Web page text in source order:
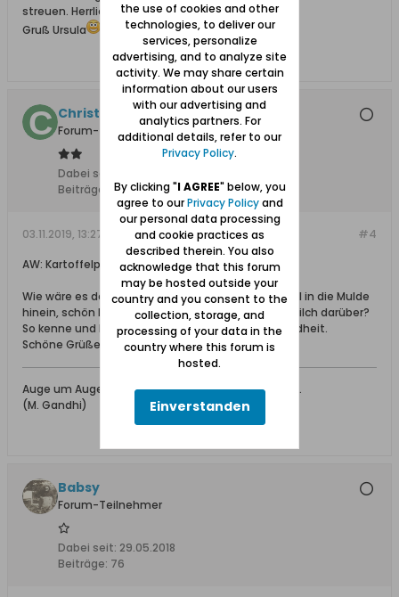
streuen. Herrlich
Gruß Ursula
Christkind
Forum-Teilnehmer
Dabei seit:
Beiträge:
1570
#4
03.11.2019, 13:27
AW: Kartoffelpüree mit Buttermilch.
Wie wäre es denn, erst angebratene Zwiebelwürfel in die Mulde
hinein, schön braun und knusprig, und die Buttermilch darüber?
So kenne und liebe ich das Gericht seit meiner Kindheit.
Schöne Grüße, Christa
Auge um Auge- und die ganze Welt wird blind sein.
(M. Gandhi)
Babsy
Forum-Teilnehmer
Dabei seit: 29.05.2018
Beiträge: 76
the use of cookies and other
technologies, to deliver our
services, personalize
advertising, and to analyze site
activity. We may share certain
information about our users
with our advertising and
analytics partners. For
additional details, refer to our
Privacy Policy.
By clicking "I AGREE" below, you
agree to ourPrivacy Policyand
our personal data processing
and cookie practices as
described therein. You also
acknowledge that this forum
may be hosted outside your
country and you consent to the
collection, storage, and
processing of your data in the
country where this forum is
hosted.
Einverstanden